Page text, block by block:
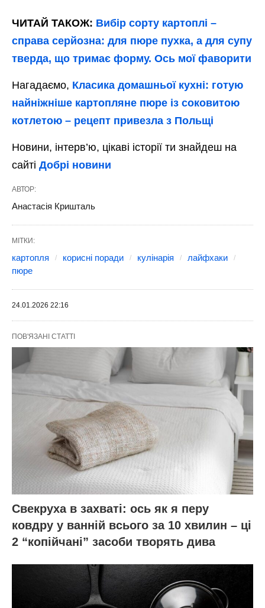
ЧИТАЙ ТАКОЖ: Вибір сорту картоплі –
справа серйозна: для пюре пухка, а для супу
тверда, що тримає форму. Ось мої фаворити
Нагадаємо, Класика домашньої кухні: готую
найніжніше картопляне пюре із соковитою
котлетою – рецепт привезла з Польщі
Новини, інтерв’ю, цікаві історії ти знайдеш на
сайті Добрі новини
АВТОР:
Анастасія Кришталь
МІТКИ:
картопля корисні поради кулінарія
лайфхаки
пюре
24.01.2026 22:16
ПОВ'ЯЗАНІ СТАТТІ
Свекруха в захваті: ось як я перу
ковдру у ванній всього за 10 хвилин – ці
2 “копійчані” засоби творять дива